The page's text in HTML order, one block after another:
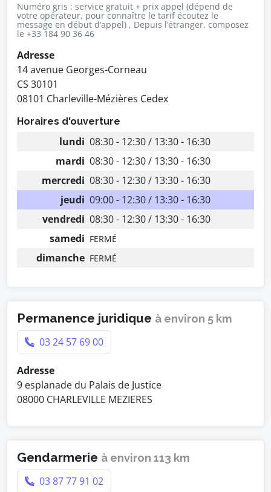
Numéro gris : service gratuit + prix appel (dépend de
votre opérateur, pour connaître le tarif écoutez le
message en début d’appel) , Depuis l’étranger, composez
le +33 184 90 36 46
Adresse
14 avenue Georges-Corneau
CS 30101
08101 Charleville-Mézières Cedex
Horaires d'ouverture
lundi 08:30 - 12:30 / 13:30 - 16:30
mardi 08:30 - 12:30 / 13:30 - 16:30
mercredi 08:30 - 12:30 / 13:30 - 16:30
jeudi 09:00 - 12:30 / 13:30 - 16:30
vendredi 08:30 - 12:30 / 13:30 - 16:30
samedi FERMÉ
dimanche FERMÉ
Permanence juridique à environ 5 km
03 24 57 69 00
Adresse
9 esplanade du Palais de Justice
08000 CHARLEVILLE MEZIERES
Gendarmerie à environ 113 km
03 87 77 91 02